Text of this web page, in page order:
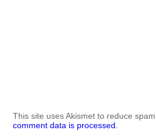
This site uses Akismet to reduce spam.
comment data is processed.